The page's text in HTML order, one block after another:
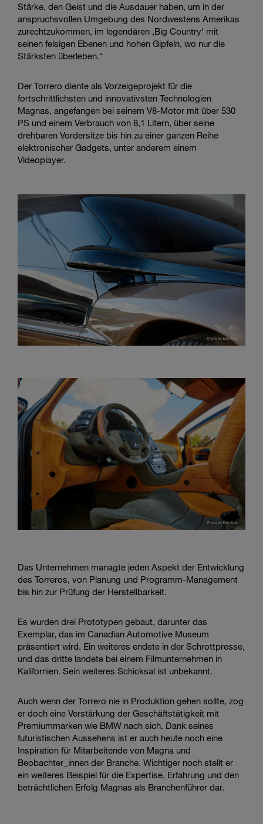
Stärke, den Geist und die Ausdauer haben, um in der
anspruchsvollen Umgebung des Nordwestens Amerikas
zurechtzukommen, im legendären ‚Big Country‘ mit
seinen felsigen Ebenen und hohen Gipfeln, wo nur die
Stärksten überleben.“
Der Torrero diente als Vorzeigeprojekt für die
fortschrittlichsten und innovativsten Technologien
Magnas, angefangen bei seinem V8-Motor mit über 530
PS und einem Verbrauch von 8,1 Litern, über seine
drehbaren Vordersitze bis hin zu einer ganzen Reihe
elektronischer Gadgets, unter anderem einem
Videoplayer.
Das Unternehmen managte jeden Aspekt der Entwicklung
des Torreros, von Planung und Programm-Management
bis hin zur Prüfung der Herstellbarkeit.
Es wurden drei Prototypen gebaut, darunter das
Exemplar, das im Canadian Automotive Museum
präsentiert wird. Ein weiteres endete in der Schrottpresse,
und das dritte landete bei einem Filmunternehmen in
Kalifornien. Sein weiteres Schicksal ist unbekannt.
Auch wenn der Torrero nie in Produktion gehen sollte, zog
er doch eine Verstärkung der Geschäftstätigkeit mit
Premiummarken wie BMW nach sich. Dank seines
futuristischen Aussehens ist er auch heute noch eine
Inspiration für Mitarbeitende von Magna und
Beobachter_innen der Branche. Wichtiger noch stellt er
ein weiteres Beispiel für die Expertise, Erfahrung und den
beträchtlichen Erfolg Magnas als Branchenführer dar.